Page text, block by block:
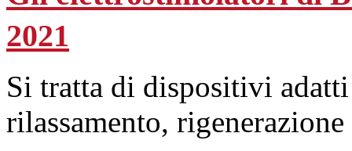
2021
Si tratta di dispositivi
rilassamento,